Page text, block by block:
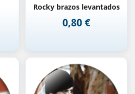
Rocky brazos levantados
Precio
0,80 €